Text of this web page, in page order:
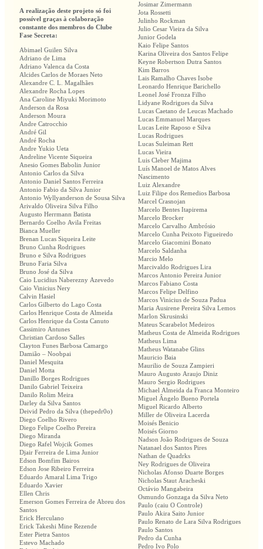
A realização deste projeto só foi
possível graças à colaboração
constante dos membros do Clube
Fase Secreta:
Abimael Guilen Silva
Adriano de Lima
Adriano Valenca da Costa
Alcides Carlos de Moraes Neto
Alexandre C. L. Magalhães
Alexandre Rocha Lopes
Ana Caroline Miyuki Morimoto
Anderson da Rosa
Anderson Moura
Andre Catrocchio
André Gil
André Rocha
Andre Yukio Ueta
Andreline Vicente Siqueira
Anesio Gomes Babolin Junior
Antonio Carlos da Silva
Antonio Daniel Santos Ferreira
Antonio Fabio da Silva Junior
Antonio Wyllyanderson de Sousa Silva
Arivaldo Oliveira Silva Filho
Augusto Herrmann Batista
Bernardo Coelho Avila Freitas
Bianca Mueller
Brenan Lucas Siqueira Leite
Bruno Cunha Rodrigues
Bruno e Silva Rodrigues
Bruno Faria Silva
Bruno José da Silva
Caio Lucidius Naberezny Azevedo
Caio Vinicius Nery
Calvin Hasiel
Carlos Gilberto do Lago Costa
Carlos Henrique Costa de Almeida
Carlos Henrique da Costa Canuto
Cassimiro Antunes
Christian Cardoso Salles
Clayton Funes Barbosa Camargo
Damião – Noobpai
Daniel Mesquita
Daniel Motta
Danillo Borges Rodrigues
Danilo Gabriel Teixeira
Danilo Rolim Meira
Darley da Silva Santos
Deivid Pedro da Silva (thepedr0o)
Diego Coelho Rivero
Diego Felipe Coelho Pereira
Diego Miranda
Diego Rafel Wojcik Gomes
Djair Ferreira de Lima Junior
Edson Bomfim Bairos
Edson Jose Ribeiro Ferreira
Eduardo Amaral Lima Trigo
Eduardo Xavier
Ellen Chris
Emerson Gomes Ferreira de Abreu dos
Santos
Erick Herculano
Erick Takeshi Mine Rezende
Ester Pietra Santos
Estevo Machado
Josimar Zimermann
Jota Rossetti
Julinho Rockman
Julio Cesar Vieira da Silva
Junior Godela
Kaio Felipe Santos
Karina Oliveira dos Santos Felipe
Keyne Robertson Dutra Santos
Kim Barros
Lais Ramalho Chaves Isobe
Leonardo Henrique Barichello
Leonel José Fronza Filho
Lidyane Rodrigues da Silva
Lucas Caetano de Leucas Machado
Lucas Emmanuel Marques
Lucas Leite Raposo e Silva
Lucas Rodrigues
Lucas Suleiman Rett
Lucas Vieira
Luis Cleber Majima
Luís Manoel de Matos Alves
Nascimento
Luiz Alexandre
Luiz Filipe dos Remedios Barbosa
Marcel Crasnojan
Marcelo Bentes Itapirema
Marcelo Brocker
Marcelo Carvalho Ambrósio
Marcelo Cunha Peixoto Figueiredo
Marcelo Giacomini Bonato
Marcelo Saldanha
Marcio Melo
Marcivaldo Rodrigues Lira
Marcos Antonio Pereira Junior
Marcos Fabiano Costa
Marcos Felipe Delfino
Marcos Vinicius de Souza Padua
Maria Ausirene Pereira Silva Lemos
Marlon Skrusinski
Mateus Scarabelot Medeiros
Matheus Costa de Almeida Rodrigues
Matheus Lima
Matheus Watanabe Glins
Mauricio Baia
Maurilio de Souza Zampieri
Mauro Augusto Araujo Diniz
Mauro Sergio Rodrigues
Michael Almeida da Franca Monteiro
Miguel Ângelo Bueno Portela
Miguel Ricardo Alberto
Miller de Oliveira Lacerda
Moisés Benicio
Moisés Giorno
Nadson João Rodrigues de Souza
Natanael dos Santos Pires
Nathan de Quadrks
Ney Rodrigues de Oliveira
Nicholas Afonso Duarte Borges
Nicholas Staut Aracheski
Octávio Mangabeira
Osmundo Gonzaga da Silva Neto
Paulo (caiu O Controle)
Paulo Akira Saito Junior
Paulo Renato de Lara Silva Rodrigues
Paulo Santos
Pedro da Cunha
Pedro Ivo Polo